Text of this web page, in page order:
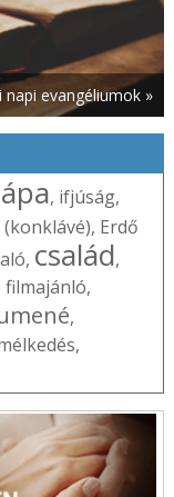
napi evangéliumok »
, ifjúság,
, Erdő
, család,
filmajánló,
,
,